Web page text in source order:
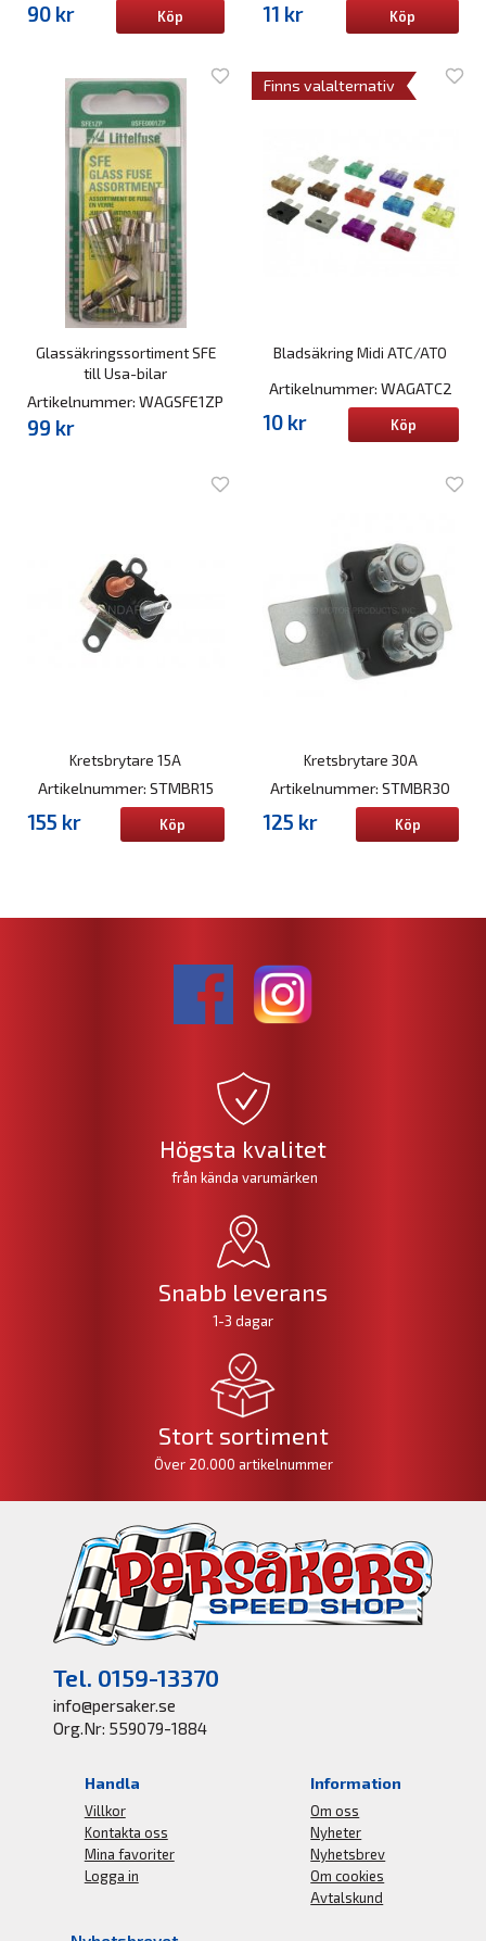
90 kr Köp 11 kr Köp
Glassäkringssortiment SFE
till Usa-bilar
Artikelnummer: WAGSFE1ZP
99 kr
Bladsäkring Midi ATC/ATO
Finns valalternativ
Artikelnummer: WAGATC2
10 kr Köp
Kretsbrytare 15A
Artikelnummer: STMBR15
155 kr Köp
Kretsbrytare 30A
Artikelnummer: STMBR30
125 kr Köp
Högsta kvalitet
från kända varumärken
Snabb leverans
1-3 dagar
Stort sortiment
Över 20.000 artikelnummer
Tel. 0159-13370
info@persaker.se
Org.Nr: 559079-1884
Handla
Villkor
Kontakta oss
Mina favoriter
Logga in
Information
Om oss
Nyheter
Nyhetsbrev
Om cookies
Avtalskund